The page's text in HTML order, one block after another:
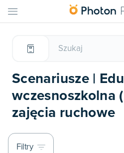
Scenariusze |
wczesnoszkolna
zajęcia ruchowe
Filtry